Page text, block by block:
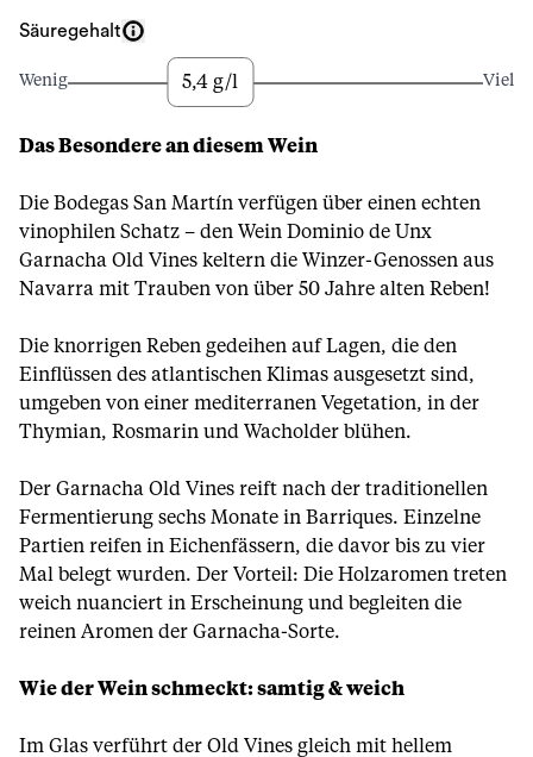
Säuregehalt
Wenig 5,4 g/l Viel
Das Besondere an diesem Wein
Die Bodegas San Martín verfügen über einen echten
vinophilen Schatz – den Wein Dominio de Unx
Garnacha Old Vines keltern die Winzer-Genossen aus
Navarra mit Trauben von über 50 Jahre alten Reben!
Die knorrigen Reben gedeihen auf Lagen, die den
Einflüssen des atlantischen Klimas ausgesetzt sind,
umgeben von einer mediterranen Vegetation, in der
Thymian, Rosmarin und Wacholder blühen.
Der Garnacha Old Vines reift nach der traditionellen
Fermentierung sechs Monate in Barriques. Einzelne
Partien reifen in Eichenfässern, die davor bis zu vier
Mal belegt wurden. Der Vorteil: Die Holzaromen treten
weich nuanciert in Erscheinung und begleiten die
reinen Aromen der Garnacha-Sorte.
Wie der Wein schmeckt: samtig & weich
Im Glas verführt der Old Vines gleich mit hellem